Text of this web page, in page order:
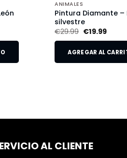
ANIMALES
Pintura Diamante –
silvestre
€29.99 €19.99
AGREGAR AL
AL CLIENTE